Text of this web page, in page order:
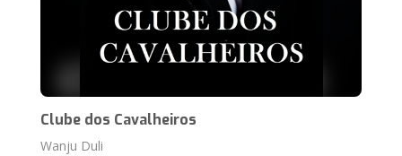
Clube dos Cavalheiros
Wanju Duli